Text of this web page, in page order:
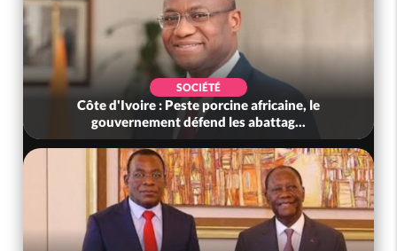
POLITIQUE
Mali : Les FAMa accueillent 254 anciens
combattants issus de groupes armés